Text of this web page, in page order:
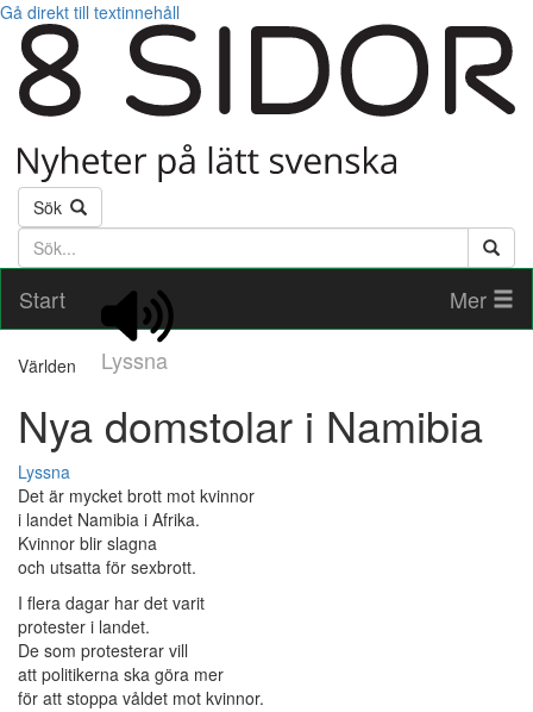
Gå direkt till textinnehåll
Sök
Söktext
Start
Lyssna
Mer
Världen
Nya domstolar i Namibia
Lyssna
Det är mycket brott mot kvinnor
i landet Namibia i Afrika.
Kvinnor blir slagna
och utsatta för sexbrott.
I flera dagar har det varit
protester i landet.
De som protesterar vill
att politikerna ska göra mer
för att stoppa våldet mot kvinnor.